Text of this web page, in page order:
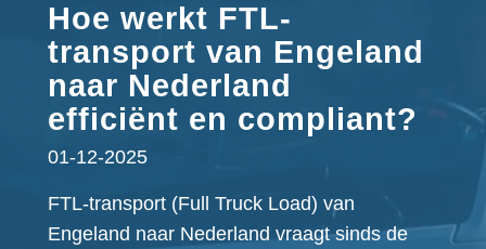
Hoe werkt FTL-
transport van Engeland
naar Nederland
efficiënt en compliant?
01-12-2025
FTL-transport (Full Truck Load) van
Engeland naar Nederland vraagt sinds de